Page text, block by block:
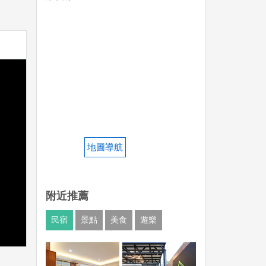
地圖導航
附近推薦
民宿 景點 美食 遊樂